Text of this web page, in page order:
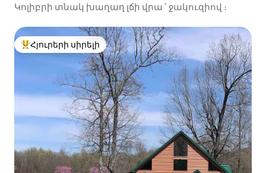
Կոլիբրի տնակ խաղաղ լճի վրա ՝ ջակուզիով ։
Հյուրերի սիրելի լավագույն տները
Հյուրերի սիրելի